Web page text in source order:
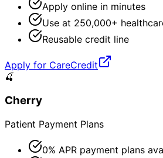
Apply online in minutes
Use at 250,000+
Reusable credit line
Apply for CareCredit
🍒
Cherry
Patient Payment Plans
0% APR payment plans